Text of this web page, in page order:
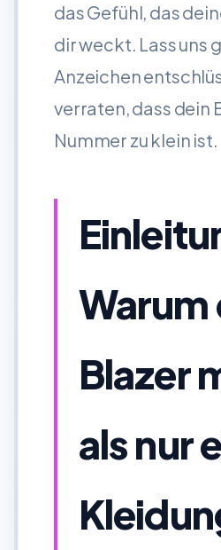
das Gefühl, das
dir weckt. Lass uns
Anzeichen
verraten, dass dein
Nummer zu klein ist.
Warum
Blazer
als nur